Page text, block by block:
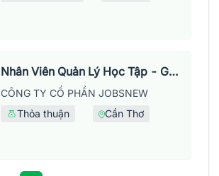
Nhân Viên Quản Lý Học Tập - Giờ Hành Chính
CÔNG TY CỔ PHẦN JOBSNEW
Thỏa thuận
Cần Thơ